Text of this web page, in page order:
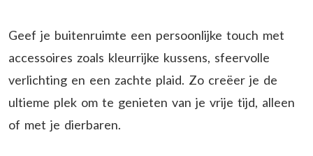
Geef je buitenruimte een persoonlijke touch met
accessoires zoals kleurrijke kussens, sfeervolle
verlichting en een zachte plaid. Zo creëer je de
ultieme plek om te genieten van je vrije tijd, alleen
of met je dierbaren.